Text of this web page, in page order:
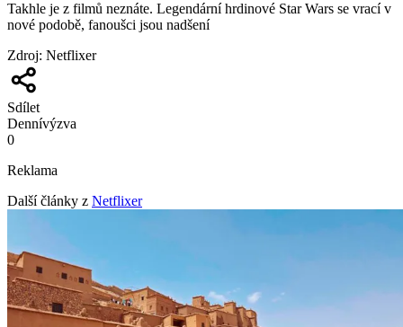
Takhle je z filmů neznáte. Legendární hrdinové Star Wars se vrací v
nové podobě, fanoušci jsou nadšení
Zdroj: Netflixer
Sdílet
Dennívýzva
0
Reklama
Další články z Netflixer